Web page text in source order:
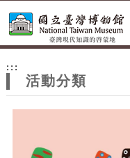
網
站
主
:::
活動分類